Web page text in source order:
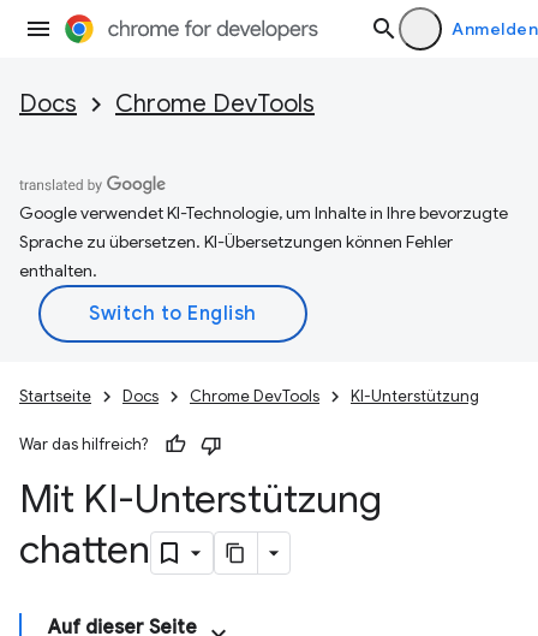
Anmelden
Docs Chrome DevTools
Google verwendet KI-Technologie, um Inhalte in Ihre bevorzugte
Sprache zu übersetzen. KI-Übersetzungen können Fehler
enthalten.
Startseite Docs Chrome DevTools KI-Unterstützung
War das hilfreich?
Mit KI-Unterstützung
chatten
Auf dieser Seite